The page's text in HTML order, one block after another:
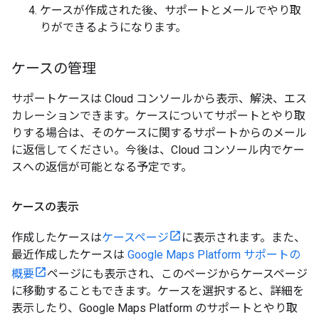
ケースが作成された後、サポートとメールでやり取
りができるようになります。
ケースの管理
サポートケースは Cloud コンソールから表示、解決、エス
カレーションできます。ケースについてサポートとやり取
りする場合は、そのケースに関するサポートからのメール
に返信してください。今後は、Cloud コンソール内でケー
スへの返信が可能となる予定です。
ケースの表示
作成したケースはケースページ
に表示されます。また、
最近作成したケースは Google Maps Platform サポートの
概要
ページにも表示され、このページからケースページ
に移動することもできます。ケースを選択すると、詳細を
表示したり、Google Maps Platform のサポートとやり取